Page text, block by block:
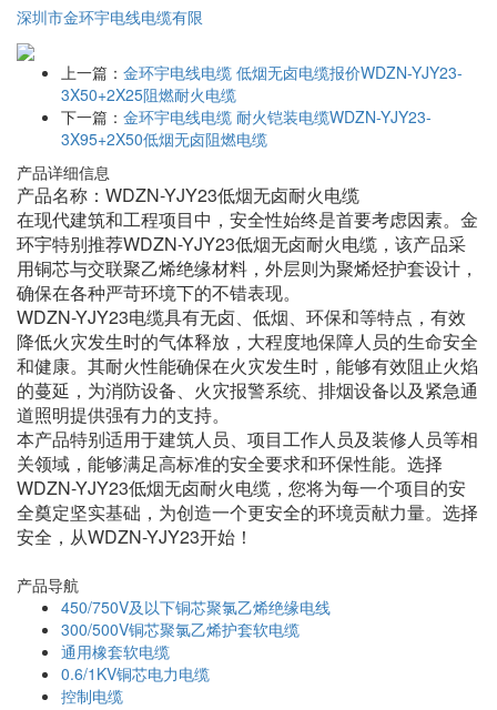
深圳市金环宇电线电缆有限
上一篇： 金环宇电线电缆 低烟无卤电缆报价WDZN-YJY23-
3X50+2X25阻燃耐火电缆
下一篇： 金环宇电线电缆 耐火铠装电缆WDZN-YJY23-
3X95+2X50低烟无卤阻燃电缆
产品详细信息
产品名称：WDZN-YJY23低烟无卤耐火电缆
在现代建筑和工程项目中，安全性始终是首要考虑因素。金
环宇特别推荐WDZN-YJY23低烟无卤耐火电缆，该产品采
用铜芯与交联聚乙烯绝缘材料，外层则为聚烯烃护套设计，
确保在各种严苛环境下的不错表现。
WDZN-YJY23电缆具有无卤、低烟、环保和等特点，有效
降低火灾发生时的气体释放，大程度地保障人员的生命安全
和健康。其耐火性能确保在火灾发生时，能够有效阻止火焰
的蔓延，为消防设备、火灾报警系统、排烟设备以及紧急通
道照明提供强有力的支持。
本产品特别适用于建筑人员、项目工作人员及装修人员等相
关领域，能够满足高标准的安全要求和环保性能。选择
WDZN-YJY23低烟无卤耐火电缆，您将为每一个项目的安
全奠定坚实基础，为创造一个更安全的环境贡献力量。选择
安全，从WDZN-YJY23开始！
产品导航
450/750V及以下铜芯聚氯乙烯绝缘电线
300/500V铜芯聚氯乙烯护套软电缆
通用橡套软电缆
0.6/1KV铜芯电力电缆
控制电缆